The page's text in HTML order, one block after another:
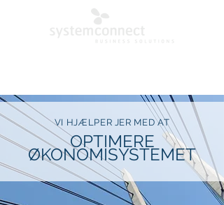
VI HJÆLPER JER MED AT
OPTIMERE
ØKONOMISYSTEMET